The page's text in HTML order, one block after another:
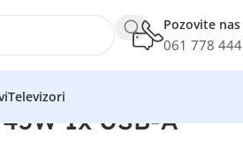
Pozovite nas
061 778 444
Televizori
1x USB-A